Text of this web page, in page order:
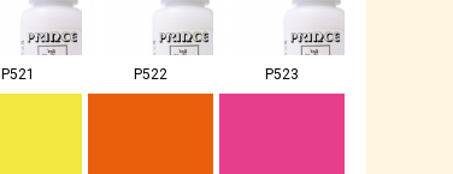
P521 P522 P523